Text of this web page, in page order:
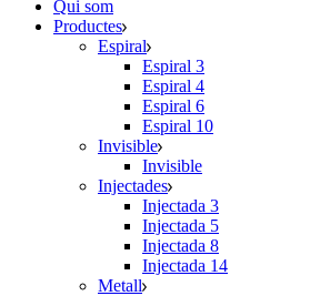
Qui som
Productes
Espiral
Espiral 3
Espiral 4
Espiral 6
Espiral 10
Invisible
Invisible
Injectades
Injectada 3
Injectada 5
Injectada 8
Injectada 14
Metall